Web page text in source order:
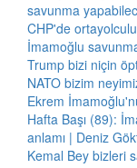
savunma
CHP'de
İmamoğlu
Trump bizi niçin
NATO bizim
Ekrem
Hafta Başı (89):
anlamı | Deniz
Kemal Bey bizleri